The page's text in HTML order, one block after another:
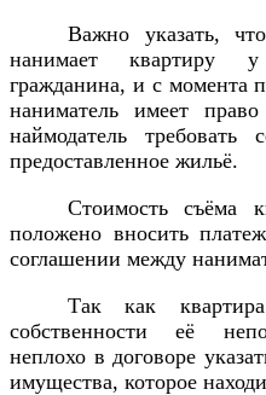
Важно указать,
нанимает квартиру у
гражданина, и с момента
наниматель имеет
наймодатель требовать
предоставленное жильё.
Стоимость съёма
положено вносить
соглашении между
Так как
собственности её
неплохо в договоре
имущества, которое